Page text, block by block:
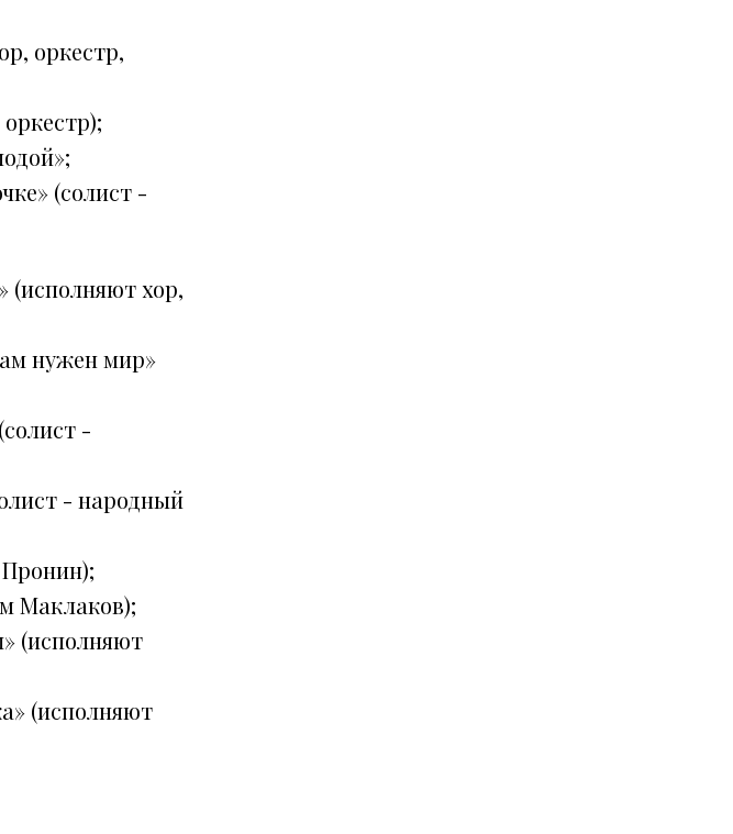
оркестр,
(солист -
(исполняют хор,
нужен мир»
-
- народный
Маклаков);
(исполняют
(исполняют